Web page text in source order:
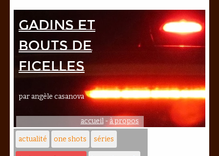
Gadins et
bouts de
ficelles
par angèle casanova
accueil-à propos
actualité one shots séries